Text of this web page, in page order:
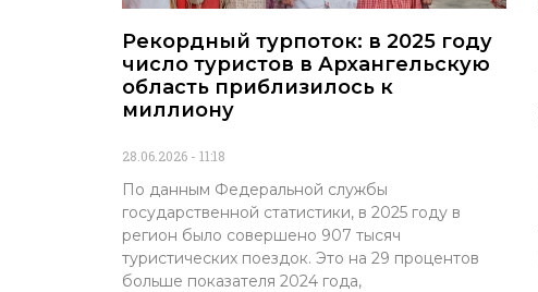
Рекордный турпоток: в 2025 году
число туристов в Архангельскую
область приблизилось к
миллиону
28.06.2026 11:18
По данным Федеральной службы
государственной статистики, в 2025 году в
регион было совершено 907 тысяч
туристических поездок. Это на 29 процентов
больше показателя 2024 года,